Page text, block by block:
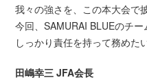
我々の強さを、この本大会で
今回、SAMURAI BLUEのチ
しっかり責任を持って務めた
田嶋幸三 JFA会長